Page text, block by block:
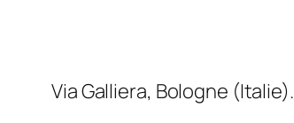
Via Galliera, Bologne (Italie).